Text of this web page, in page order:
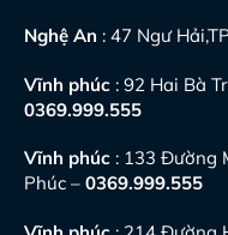
Nghệ An : 47 Ngư
Vĩnh phúc : 92 Hai Bà
0369.999.555
Vĩnh phúc : 133 Đường
Phúc – 0369.999.555